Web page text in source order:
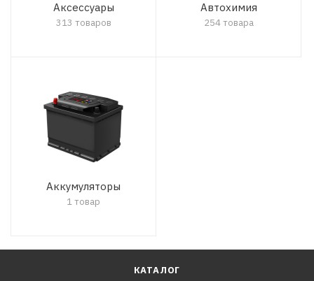
Аксессуары
313 товаров
Автохимия
254 товара
Аккумуляторы
1 товар
КАТАЛОГ